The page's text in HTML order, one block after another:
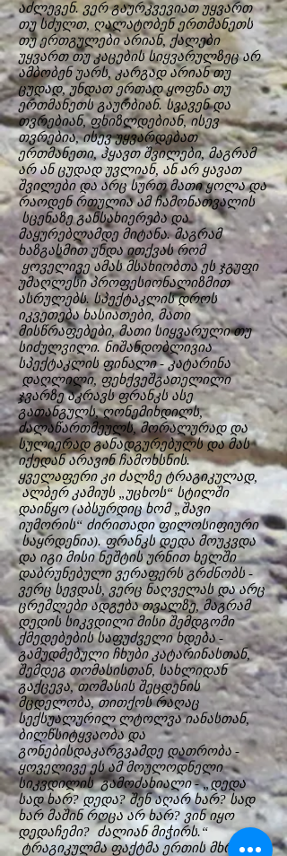
აძლევენ. ვერ გაურკვევიათ უყვართ
თუ სძულთ, ღალატობენ ერთმანეთს
თუ ერთგულები არიან, ქალები
უყვართ თუ კაცების სიყვარულზეც არ
ამბობენ უარს, კარგად არიან თუ
ცუდად, უნდათ ერთად ყოფნა თუ
ერთმანეთს გაურბიან. სვავენ და
თვრებიან, ფხიზლდებიან, ისევ
თვრებია, ისევ უყვარდებათ
ერთმანეთი, ჰყავთ შვილები, მაგრამ
არ ან ცუდად უვლიან, ან არ ყავათ
შვილები და არც სურთ მათი ყოლა და
რაოდენ რთულია ამ ჩამონათვალის
სცენაზე განსახიერება და
მაყურებლამდე მიტანა. მაგრამ
ხაზგასმით უნდა ითქვას რომ
ყოველივე ამას მსახიობთა ეს ჯგუფი
უმაღლესი პროფესიონალიზმით
ასრულებს. სპექტაკლის დროს
იკვეთება ხასიათები, მათი
მისწრაფებები, მათი სიყვარული თუ
სიძულვილი. ნიშანდობლივია
სპექტაკლის ფინალი - კატარინა
დაღლილი, ფეხქვეშგათელილი
ჯვარზე აკრავს ფრანკს ასე
გათანგულს, ღონემიხდილს,
ძალაწართმეულს, მორალურად და
სულიერად განადგურებულს და მას
იქედან არავინ ჩამოხსნის.
ყველაფერი კი ძალზე ტრაგიკულად,
ალბერ კამიუს „უცხოს“ სტილში
დაიწყო (აბსურდიც ხომ „შავი
იუმორის“ ძირითადი ფილოსიფიური
საყრდენია). ფრანკს დედა მოუკვდა
და იგი მისი ნეშტის ურნით ხელში
დაბრუნებული ვერაფერს გრძნობს -
ვერც სევდას, ვერც ნაღველას და არც
ცრემლები ადგება თვალზე, მაგრამ
დედის სიკვდილი მისი შემდგომი
ქმედებების საფუძველი ხდება -
გამუდმებული ჩხუბი კატარინასთან,
შემდეგ თომასისთან, სახლიდან
გაქცევა, თომასის შეცდენის
მცდელობა, თითქოს რაღაც
სექსუალურილ ლტოლვა იანასთან,
ბილწსიტყვაობა და
გონებისდაკარგვამდე დათრობა -
ყოველივე ეს ამ მოულოდნელი
სიკვდილის გამოძახიალი - „დედა
სად ხარ? დედა? შენ აღარ ხარ? სად
ხარ მაშინ როცა არ ხარ? ვინ იყო
დედაჩემი? ძალიან მიჭირს.“
ტრაგიკულმა ფაქტმა ერთის მხრივ